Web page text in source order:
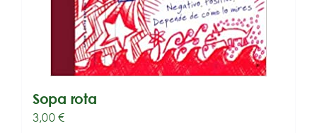
Sopa rota
3,00€